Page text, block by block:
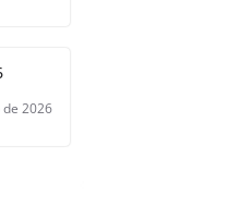
de 2026